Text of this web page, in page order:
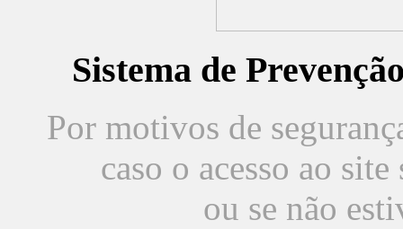
Sistema de
Por motivos de
caso o acesso ao
ou se não